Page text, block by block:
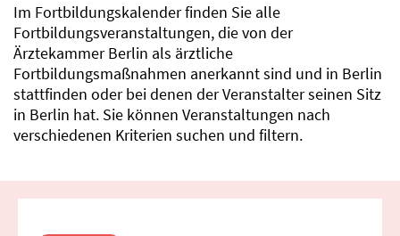
Im Fortbildungskalender finden Sie alle
Fortbildungsveranstaltungen, die von der
Ärztekammer Berlin als ärztliche
Fortbildungsmaßnahmen anerkannt sind und in Berlin
stattfinden oder bei denen der Veranstalter seinen Sitz
in Berlin hat. Sie können Veranstaltungen nach
verschiedenen Kriterien suchen und filtern.
Fortbildungssuche